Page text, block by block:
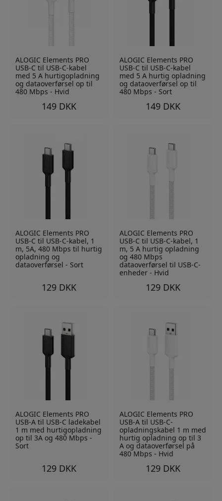
ALOGIC Elements PRO
USB-C til USB-C-kabel
med 5 A hurtigopladning
og dataoverførsel op til
480 Mbps - Hvid
149 DKK
ALOGIC Elements PRO
USB-C til USB-C-kabel
med 5 A hurtig opladning
og dataoverførsel op til
480 Mbps - Sort
149 DKK
ALOGIC Elements PRO
USB-C til USB-C-kabel, 1
m, 5A, 480 Mbps til hurtig
opladning og
dataoverførsel - Sort
129 DKK
ALOGIC Elements PRO
USB-C til USB-C-kabel, 1
m, 5 A hurtig opladning
og 480 Mbps
dataoverførsel til USB-C-
enheder - Hvid
129 DKK
ALOGIC Elements PRO
USB-A til USB-C ladekabel
1 m med hurtigopladning
op til 3A og 480 Mbps -
Sort
129 DKK
ALOGIC Elements PRO
USB-A til USB-C-
opladningskabel 1 m med
hurtig opladning op til 3
A og dataoverførsel på
480 Mbps - Hvid
129 DKK